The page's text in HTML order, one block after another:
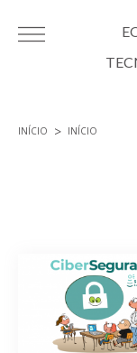
INÍCIO INÍCIO
Páginas